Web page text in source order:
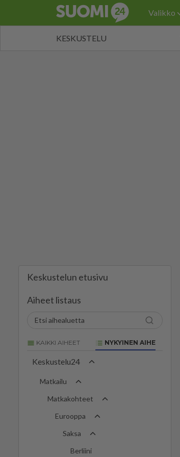
Valikko
KESKUSTELU
Keskustelun etusivu
Aiheet listaus
KAIKKI AIHEET NYKYINEN AIHE
Keskustelu24
Matkailu
Matkakohteet
Eurooppa
Saksa
Berliini